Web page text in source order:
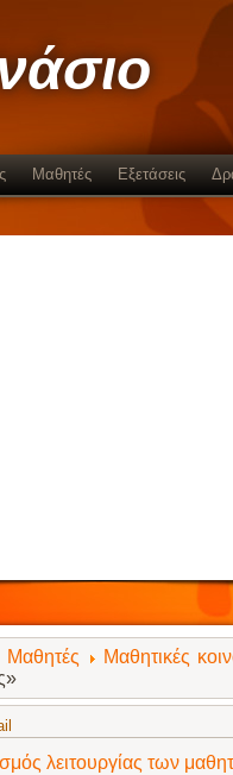
Μαθητές Εξετάσεις
Μαθητές Μαθητικές
λειτουργίας των